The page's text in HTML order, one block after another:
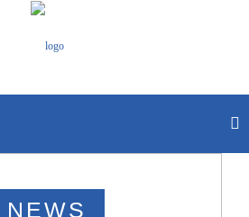
NEWS